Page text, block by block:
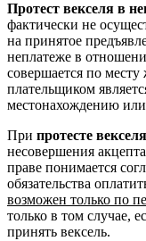
Протест векселя в
фактически не
на принятое
неплатеже в
совершается по месту
плательщиком
местонахождению
При протесте
несовершения
праве понимается
обязательства
возможен только по
только в том случае,
принять вексель.